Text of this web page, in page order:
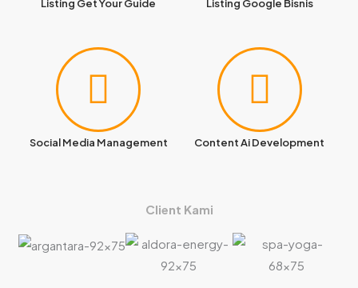
Listing Get Your Guide Listing Google Bisnis
Social Media Management Content Ai Development
Client Kami